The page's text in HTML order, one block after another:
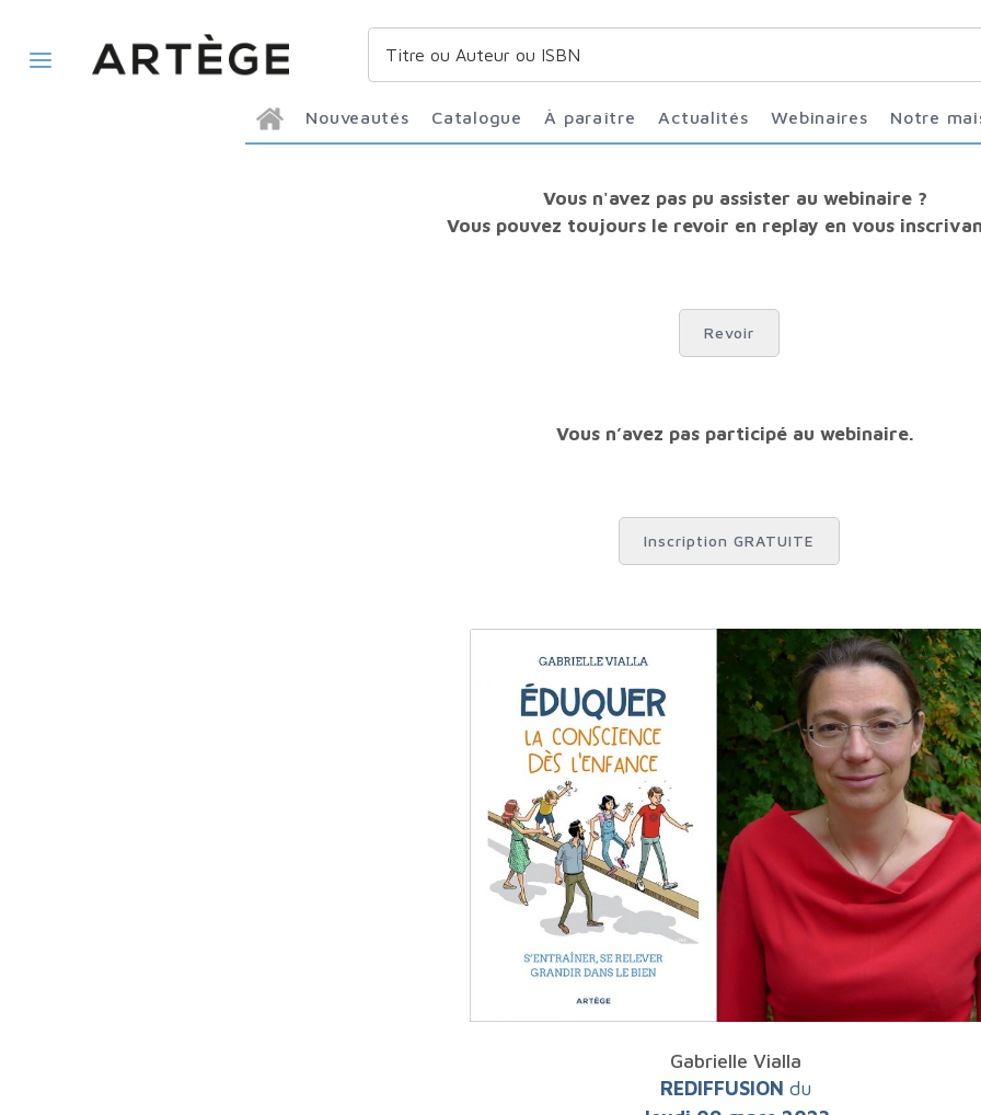
Nouveautés Catalogue À paraître Actualités Webinaires Notre
Vous n'avez pas pu assister au webinaire ?
Vous pouvez toujours le revoir en replay en vous
Revoir
Vous n’avez pas participé au webinaire.
Inscription GRATUITE
Gabrielle Vialla
REDIFFUSION du